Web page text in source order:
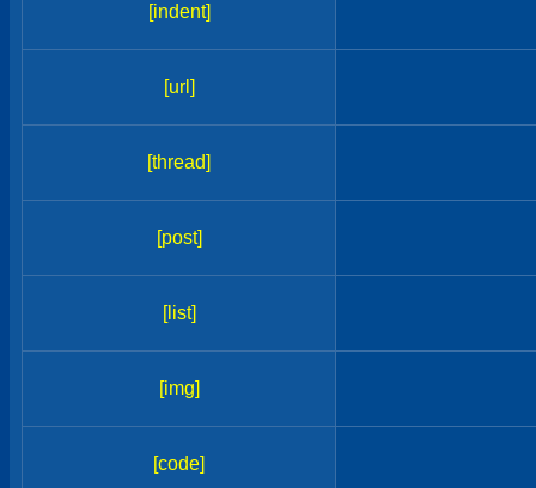
[indent]
[url]
[thread]
[post]
[list]
[img]
[code]